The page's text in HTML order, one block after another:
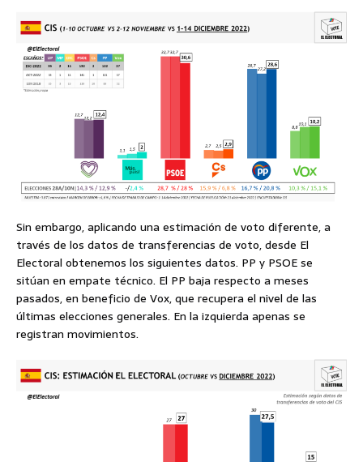
Sin embargo, aplicando una estimación de voto diferente, a
través de los datos de transferencias de voto, desde El
Electoral obtenemos los siguientes datos. PP y PSOE se
sitúan en empate técnico. El PP baja respecto a meses
pasados, en beneficio de Vox, que recupera el nivel de las
últimas elecciones generales. En la izquierda apenas se
registran movimientos.